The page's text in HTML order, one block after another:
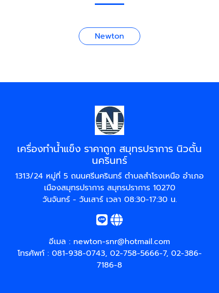
Newton
เครื่องทำน้ำแข็ง ราคาถูก สมุทรปราการ นิวตั้น
นครินทร์
1313/24 หมู่ที่ 5 ถนนศรีนครินทร์ ตำบลสำโรงเหนือ อำเภอ
เมืองสมุทรปราการ สมุทรปราการ 10270
วันจันทร์ - วันเสาร์ เวลา 08:30-17:30 น.
อีเมล : newton-snr@hotmail.com
โทรศัพท์ : 081-938-0743, 02-758-5666-7, 02-386-
7186-8